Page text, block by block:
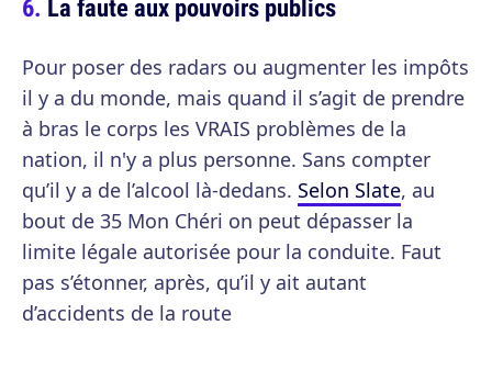
La faute aux pouvoirs publics
Pour poser des radars ou augmenter les impôts
il y a du monde, mais quand il s’agit de prendre
à bras le corps les VRAIS problèmes de la
nation, il n'y a plus personne. Sans compter
qu’il y a de l’alcool là-dedans. Selon Slate, au
bout de 35 Mon Chéri on peut dépasser la
limite légale autorisée pour la conduite. Faut
pas s’étonner, après, qu’il y ait autant
d’accidents de la route